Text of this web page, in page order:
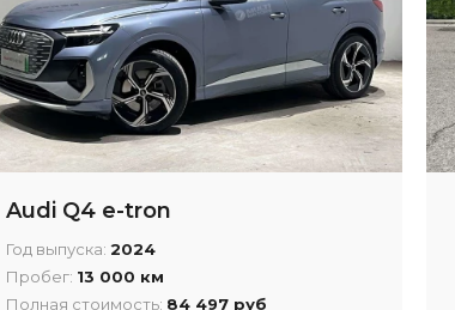
Audi Q4 e-tron
Год выпуска: 2024
Пробег: 13 000 км
Полная стоимость: 84 497 руб